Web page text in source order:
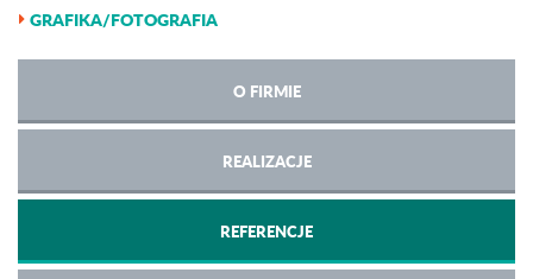
GRAFIKA/FOTOGRAFIA
O FIRMIE
REALIZACJE
REFERENCJE